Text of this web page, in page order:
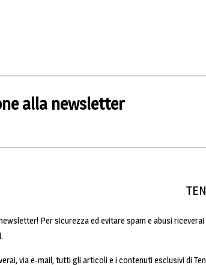
alla newsletter
Per sicurezza ed evitare spam e abusi
via e-mail, tutti gli articoli e i contenuti esclusivi di